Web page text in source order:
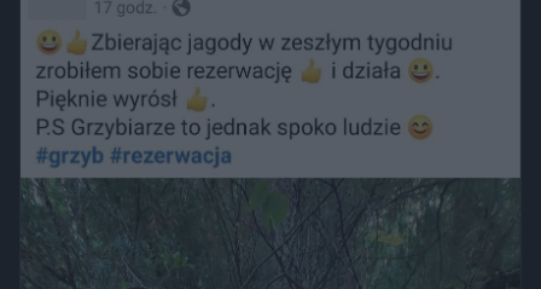
trawnika, który nie został przeznaczony do rekreacji.